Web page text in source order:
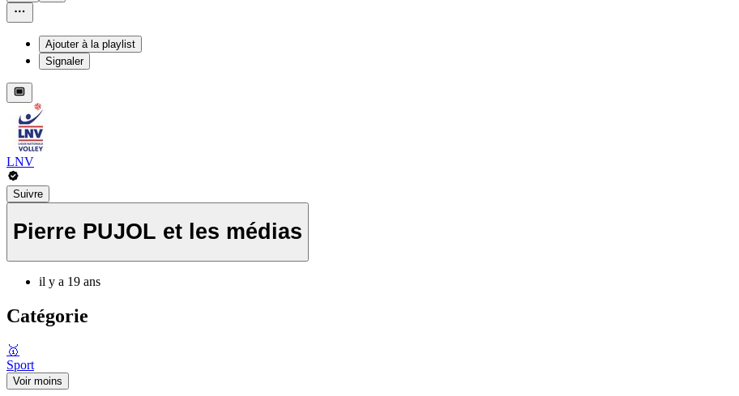
Ajouter à la playlist
Signaler
LNV
Suivre
Pierre PUJOL et les médias
il y a 19 ans
Catégorie
🥇
Sport
Voir moins